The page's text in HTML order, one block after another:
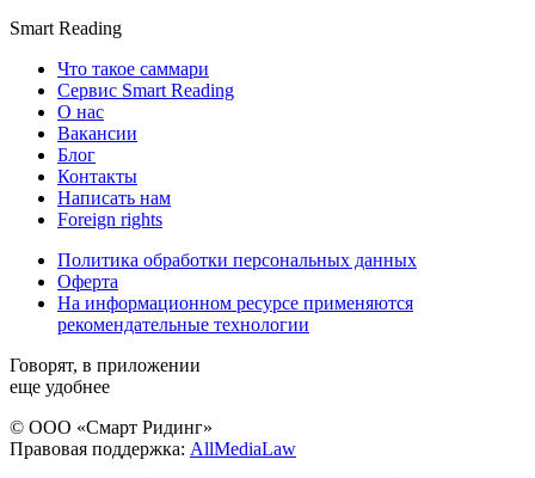
Smart Reading
Что такое саммари
Сервис Smart Reading
О нас
Вакансии
Блог
Контакты
Написать нам
Foreign rights
Политика обработки персональных данных
Оферта
На информационном ресурсе применяются
рекомендательные технологии
Говорят, в приложении
еще удобнее
© ООО «Смарт Ридинг»
Правовая поддержка: AllMediaLaw